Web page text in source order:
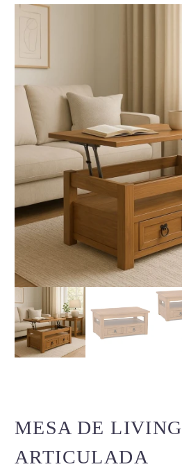
MESA DE LIVING
ARTICULADA